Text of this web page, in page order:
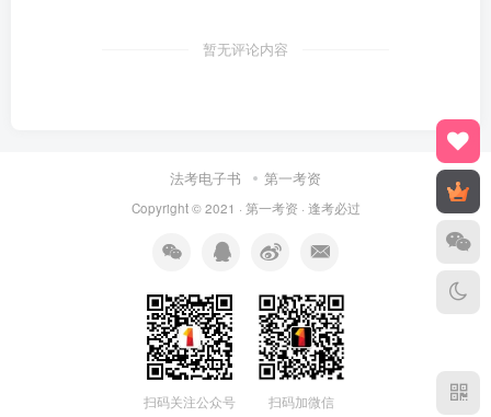
暂无评论内容
法考电子书 第一考资
Copyright © 2021 · 第一考资 · 逢考必过
扫码关注公众号 扫码加微信